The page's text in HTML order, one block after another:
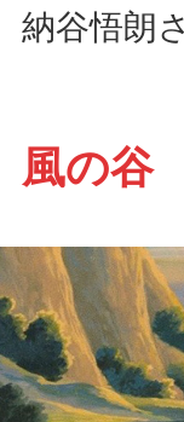
納谷悟朗
風の谷